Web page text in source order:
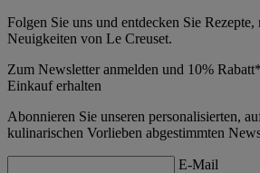
Folgen Sie uns und entdecken Sie Rezepte,
Neuigkeiten von Le Creuset.
Zum Newsletter anmelden und 10%
Einkauf erhalten
Abonnieren Sie unseren personalisierten,
kulinarischen Vorlieben abgestimmten
E-Mail